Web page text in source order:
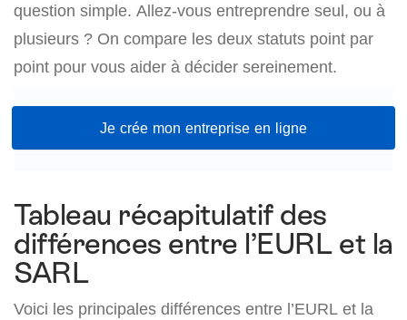
question simple. Allez-vous entreprendre seul, ou à
plusieurs ? On compare les deux statuts point par
point pour vous aider à décider sereinement.
Je crée mon entreprise en ligne
Tableau récapitulatif des
différences entre l’EURL et la
SARL
Voici les principales différences entre l’EURL et la